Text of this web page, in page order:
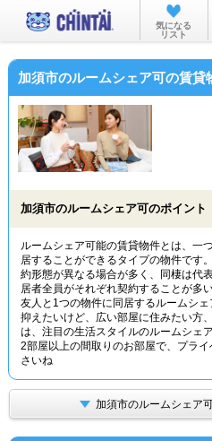
お部屋
沿
物
気になる
リスト
加須市のルームシェア可の賃貸
加須市のルームシェア可のポイント
ルームシェア可能の賃貸物件とは、一
居することができるタイプの物件です
約形態が異なる場合が多く、同棲は代
居者全員がそれぞれ契約することが多
友人と1つの物件に同居するルームシ
抑えたいけど、広い部屋に住みたい方
は、注目の生活スタイルのルームシェ
2部屋以上の間取りのお部屋で、プラ
さいね
加須市のルームシェア